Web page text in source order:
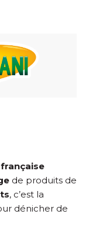
de produits de
, c’est la
dénicher de